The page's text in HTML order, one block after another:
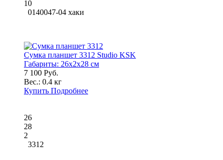
10
0140047-04 хаки
Сумка планшет 3312 Studio KSK
Габариты: 26x2x28 см
7 100 Руб.
Вес.: 0.4 кг
Купить Подробнее
26
28
2
3312